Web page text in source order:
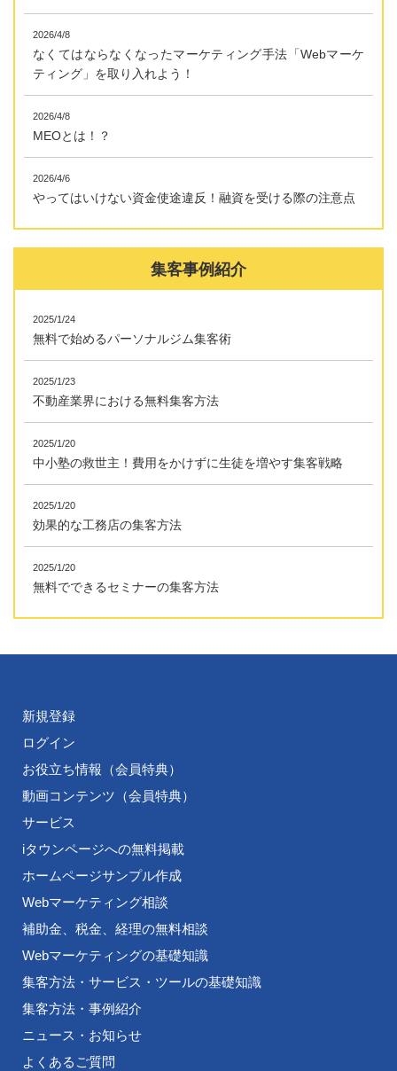
2026/4/8
なくてはならなくなったマーケティング手法「Webマーケ
ティング」を取り入れよう！
2026/4/8
MEOとは！？
2026/4/6
やってはいけない資金使途違反！融資を受ける際の注意点
集客事例紹介
2025/1/24
無料で始めるパーソナルジム集客術
2025/1/23
不動産業界における無料集客方法
2025/1/20
中小塾の救世主！費用をかけずに生徒を増やす集客戦略
2025/1/20
効果的な工務店の集客方法
2025/1/20
無料でできるセミナーの集客方法
新規登録
ログイン
お役立ち情報（会員特典）
動画コンテンツ（会員特典）
サービス
iタウンページへの無料掲載
ホームページサンプル作成
Webマーケティング相談
補助金、税金、経理の無料相談
Webマーケティングの基礎知識
集客方法・サービス・ツールの基礎知識
集客方法・事例紹介
ニュース・お知らせ
よくあるご質問